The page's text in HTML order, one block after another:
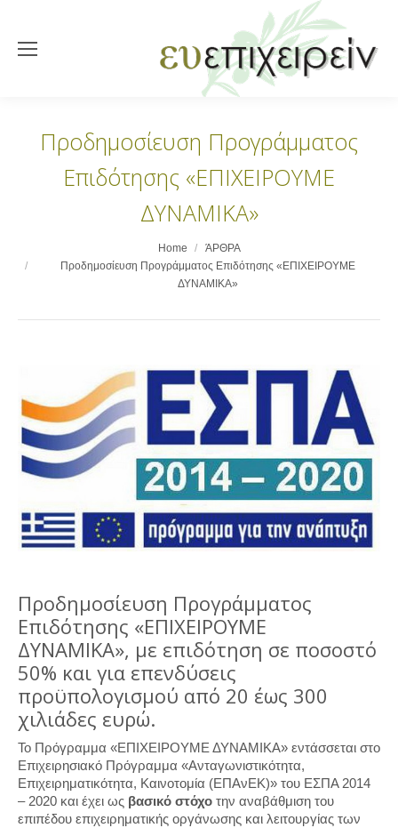
Προδημοσίευση Προγράμματος
Επιδότησης «ΕΠΙΧΕΙΡΟΥΜΕ
ΔΥΝΑΜΙΚΑ»
Home
ΆΡΘΡΑ
Προδημοσίευση Προγράμματος Επιδότησης «ΕΠΙΧΕΙΡΟΥΜΕ
ΔΥΝΑΜΙΚΑ»
Προδημοσίευση Προγράμματος
Επιδότησης «ΕΠΙΧΕΙΡΟΥΜΕ
ΔΥΝΑΜΙΚΑ», με επιδότηση σε ποσοστό
50% και για επενδύσεις
προϋπολογισμού από 20 έως 300
χιλιάδες ευρώ.
Το Πρόγραμμα «ΕΠΙΧΕΙΡΟΥΜΕ ΔΥΝΑΜΙΚΑ» εντάσσεται στο
Επιχειρησιακό Πρόγραμμα «Ανταγωνιστικότητα,
Επιχειρηματικότητα, Καινοτομία (ΕΠΑνΕΚ)» του ΕΣΠΑ 2014
– 2020 και έχει ως βασικό στόχο την αναβάθμιση του
επιπέδου επιχειρηματικής οργάνωσης και λειτουργίας των